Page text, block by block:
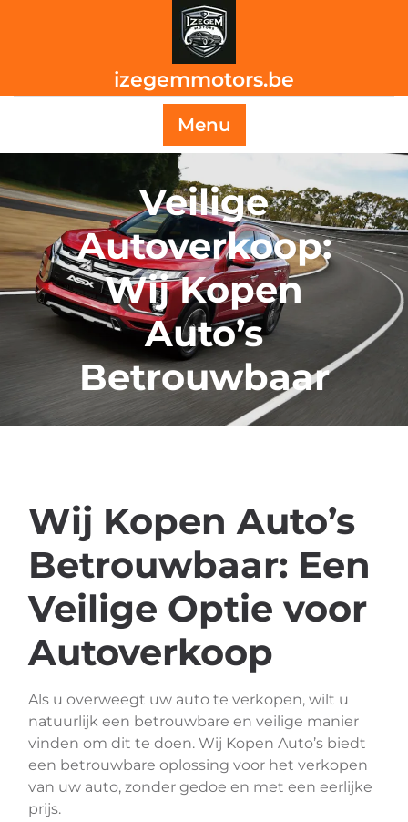
izegemmotors.be
Menu
Veilige
Autoverkoop:
Wij Kopen
Auto’s
Betrouwbaar
Wij Kopen Auto’s
Betrouwbaar: Een
Veilige Optie voor
Autoverkoop
Als u overweegt uw auto te verkopen, wilt u
natuurlijk een betrouwbare en veilige manier
vinden om dit te doen. Wij Kopen Auto’s biedt
een betrouwbare oplossing voor het verkopen
van uw auto, zonder gedoe en met een eerlijke
prijs.